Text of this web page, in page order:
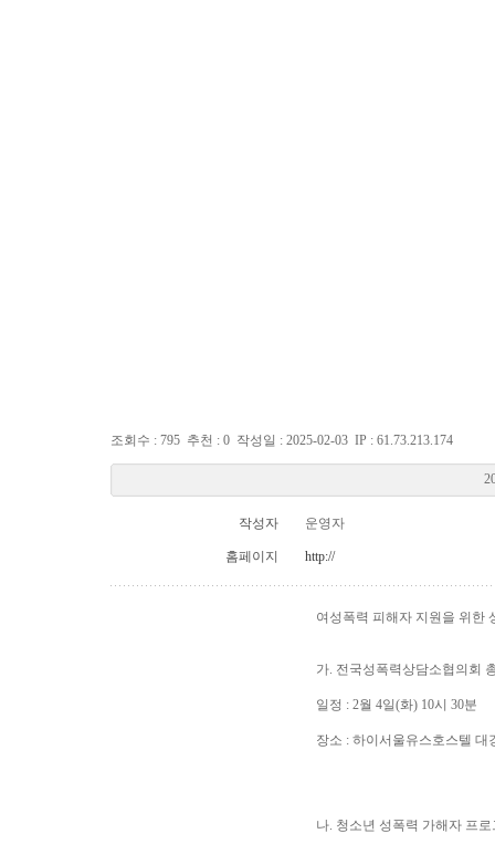
조회수 : 795 추천 : 0 작성일 : 2025-02-03 IP : 61.73.213.174
작성자 운영자
홈페이지 http://
여성폭력 피해자 지원을 위한
가. 전국성폭력상담소협의회
일정 : 2월 4일(화) 10시 30분
장소 : 하이서울유스호스텔 대
나. 청소년 성폭력 가해자 프